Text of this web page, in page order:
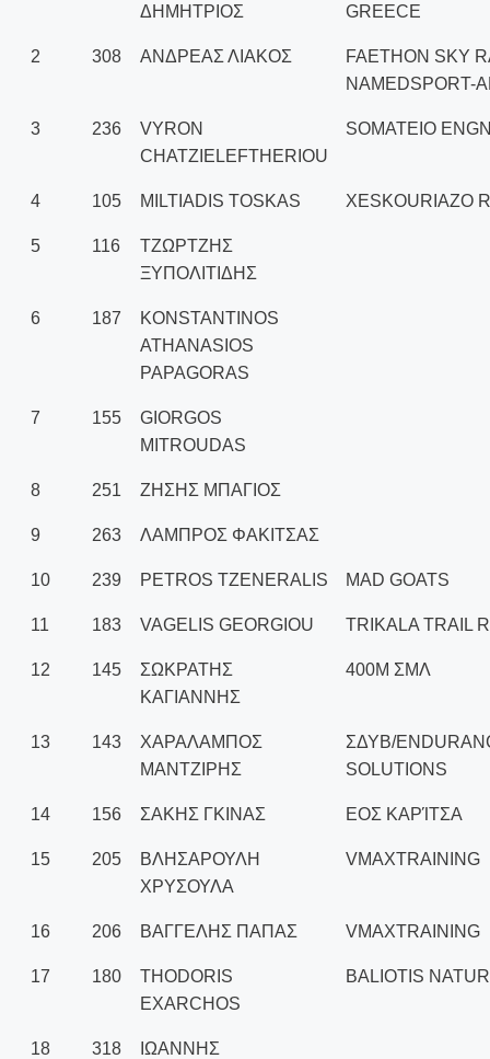
ΔΗΜΗΤΡΙΟΣ
GREECE
2 308 ΑΝΔΡΕΑΣ ΛΙΑΚΟΣ
FAETHON SKY
NAMEDSPORT-
3 236
VYRON
CHATZIELEFTHERIOU
SOMATEIO
4 105 MILTIADIS TOSKAS XESKOURIAZO
5 116
ΤΖΩΡΤΖΗΣ
ΞΥΠΟΛΙΤΙΔΗΣ
6 187
KONSTANTINOS
ATHANASIOS
PAPAGORAS
7 155
GIORGOS
MITROUDAS
8 251 ΖΗΣΗΣ ΜΠΑΓΙΟΣ
9 263 ΛΑΜΠΡΟΣ ΦΑΚΙΤΣΑΣ
10 239 PETROS TZENERALIS MAD GOATS
11 183 VAGELIS GEORGIOU TRIKALA TRAIL
12 145
ΣΩΚΡΑΤΗΣ
ΚΑΓΙΑΝΝΗΣ
400Μ ΣΜΛ
13 143
ΧΑΡΑΛΑΜΠΟΣ
ΜΑΝΤΖΙΡΗΣ
ΣΔΥΒ/
SOLUTIONS
14 156 ΣΑΚΗΣ ΓΚΙΝΑΣ ΕΟΣ ΚΑΡΊΤΣΑ
15 205
ΒΛΗΣΑΡΟΥΛΗ
ΧΡΥΣΟΥΛΑ
VMAXTRAINING
16 206 ΒΑΓΓΕΛΗΣ ΠΑΠΑΣ VMAXTRAINING
17 180
THODORIS
EXARCHOS
BALIOTIS
18 318
ΙΩΑΝΝΗΣ